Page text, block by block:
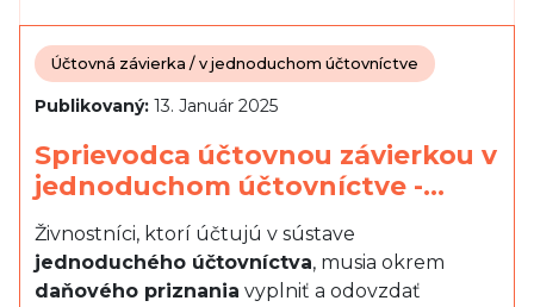
Účtovná závierka / v jednoduchom účtovníctve
Publikovaný: 13. Január 2025
Sprievodca účtovnou závierkou v
jednoduchom účtovníctve -…
Živnostníci, ktorí účtujú v sústave
jednoduchého účtovníctva, musia okrem
daňového priznania vyplniť a odovzdať